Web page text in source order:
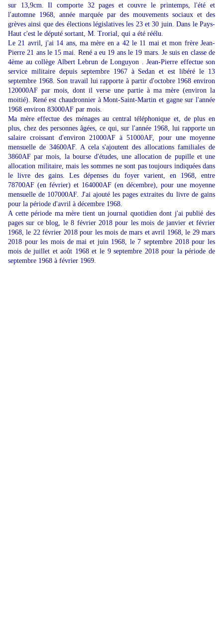
sur 13,9cm. Il comporte 32 pages et couvre le printemps, l'été et
l'automne 1968, année marquée par des mouvements sociaux et des
grèves ainsi que des élections législatives les 23 et 30 juin. Dans le Pays-
Haut c'est le député sortant, M. Trorial, qui a été réélu.
Le 21 avril, j'ai 14 ans, ma mère en a 42 le 11 mai et mon frère Jean-
Pierre 21 ans le 15 mai. René a eu 19 ans le 19 mars. Je suis en classe de
4ème au collège Albert Lebrun de Longuyon . Jean-Pierre effectue son
service militaire depuis septembre 1967 à Sedan et est libéré le 13
septembre 1968. Son travail lui rapporte à partir d'octobre 1968 environ
120000AF par mois, dont il verse une partie à ma mère (environ la
moitié). René est chaudronnier à Mont-Saint-Martin et gagne sur l'année
1968 environ 83000AF par mois.
Ma mère effectue des ménages au central téléphonique et, de plus en
plus, chez des personnes âgées, ce qui, sur l'année 1968, lui rapporte un
salaire croissant d'environ 21000AF à 51000AF, pour une moyenne
mensuelle de 34600AF. A cela s'ajoutent des allocations familiales de
3860AF par mois, la bourse d'études, une allocation de pupille et une
allocation militaire, mais les sommes ne sont pas toujours indiquées dans
le livre des gains. Les dépenses du foyer varient, en 1968, entre
78700AF (en février) et 164000AF (en décembre), pour une moyenne
mensuelle de 107000AF. J'ai ajouté les pages extraites du livre de gains
pour la période d'avril à décembre 1968.
A cette période ma mère tient un journal quotidien dont j'ai publié des
pages sur ce blog, le 8 février 2018 pour les mois de janvier et février
1968, le 22 février 2018 pour les mois de mars et avril 1968, le 29 mars
2018 pour les mois de mai et juin 1968, le 7 septembre 2018 pour les
mois de juillet et août 1968 et le 9 septembre 2018 pour la période de
septembre 1968 à février 1969.